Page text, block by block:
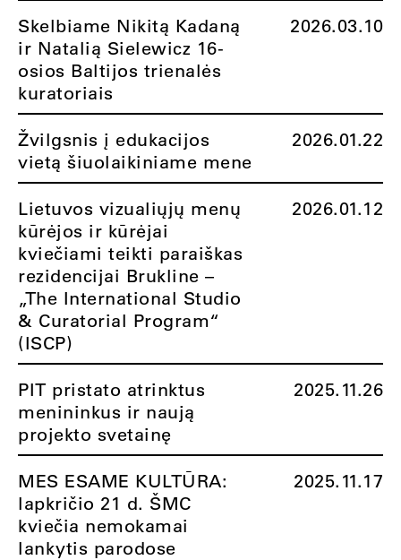
Skelbiame Nikitą Kadaną
ir Natalią Sielewicz 16-
osios Baltijos trienalės
kuratoriais
2026.03.10
Žvilgsnis į edukacijos
vietą šiuolaikiniame mene
2026.01.22
Lietuvos vizualiųjų menų
kūrėjos ir kūrėjai
kviečiami teikti paraiškas
rezidencijai Brukline –
„The International Studio
& Curatorial Program“
(ISCP)
2026.01.12
PIT pristato atrinktus
menininkus ir naują
projekto svetainę
2025.11.26
MES ESAME KULTŪRA:
lapkričio 21 d. ŠMC
kviečia nemokamai
lankytis parodose
2025.11.17